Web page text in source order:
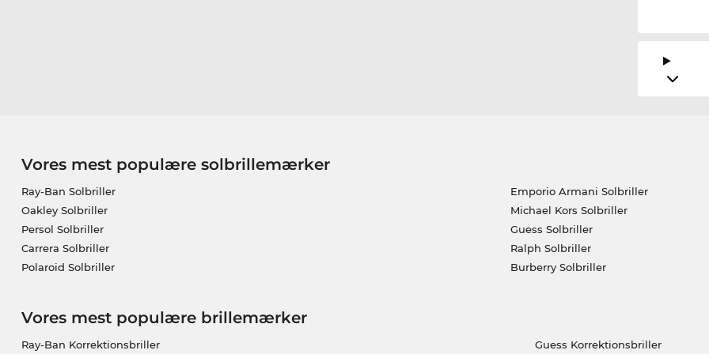
Vores mest populære solbrillemærker
Ray-Ban Solbriller
Oakley Solbriller
Persol Solbriller
Carrera Solbriller
Polaroid Solbriller
Emporio Armani Solbriller
Michael Kors Solbriller
Guess Solbriller
Ralph Solbriller
Burberry Solbriller
Vores mest populære brillemærker
Ray-Ban Korrektionsbriller Guess Korrektionsbriller